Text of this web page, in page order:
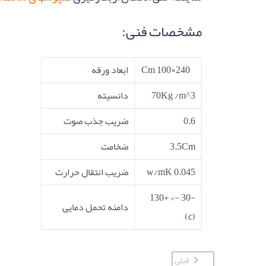
مشخصات فنی:
ابعاد ورقه
70Kg /m^3
دانسیته
0.6
ضریب جذب صوت
3.5Cm
ضخامت
0.045 w/mK
ضریب انتقال حرارت
-30 -> +130
(c)
دامنه تحمل دمایی
قبلی